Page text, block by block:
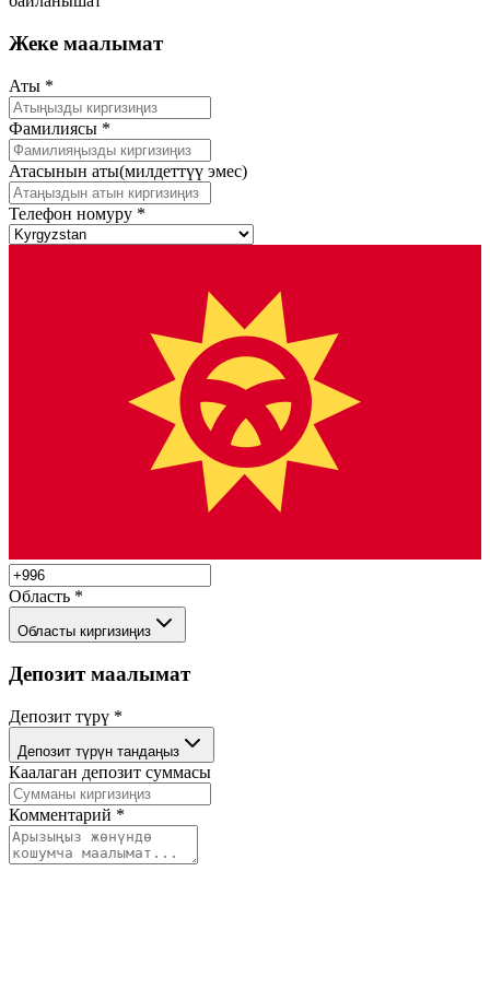
Жеке маалымат
Аты *
Фамилиясы *
Атасынын аты(милдеттүү эмес)
Телефон номуру *
Область *
Областы киргизиңиз
Депозит маалымат
Депозит түрү *
Депозит түрүн тандаңыз
Каалаган депозит суммасы
Комментарий *